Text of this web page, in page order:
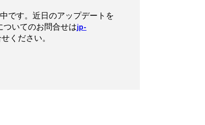
です。近日のアップデートを
ついてのお問合せはjp-
ください。